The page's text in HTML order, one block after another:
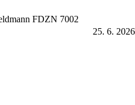
FDZN 7002
25. 6. 2026